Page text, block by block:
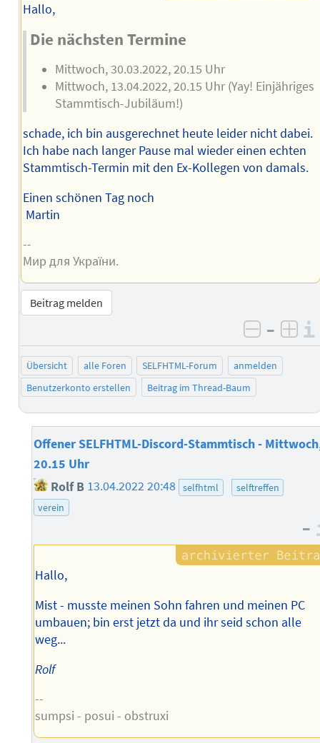
Hallo,
Die nächsten Termine
Mittwoch, 30.03.2022, 20.15 Uhr
Mittwoch, 13.04.2022, 20.15 Uhr (Yay! Einjähriges
Stammtisch-Jubiläum!)
schade, ich bin ausgerechnet heute leider nicht dabei.
Ich habe nach langer Pause mal wieder einen echten
Stammtisch-Termin mit den Ex-Kollegen von damals.
Einen schönen Tag noch
Martin
--
Мир для України.
Beitrag melden
negativ
–
Übersicht alle Foren SELFHTML-Forum
anmelden
Benutzerkonto erstellen
Beitrag im Thread-Baum
Offener SELFHTML-Discord-Stammtisch -
20.15 Uhr
Rolf B 13.04.2022 20:48 selfhtml
selftreffen
verein
–
Hallo,
Mist - musste meinen Sohn fahren und meinen PC
umbauen; bin erst jetzt da und ihr seid schon alle
weg...
Rolf
--
sumpsi - posui - obstruxi